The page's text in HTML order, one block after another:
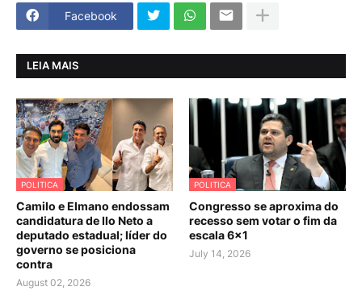
Facebook
LEIA MAIS
POLITICA
Camilo e Elmano endossam
candidatura de Ilo Neto a
deputado estadual; líder do
governo se posiciona
contra
August 02, 2026
POLITICA
Congresso se aproxima do
recesso sem votar o fim da
escala 6×1
July 14, 2026